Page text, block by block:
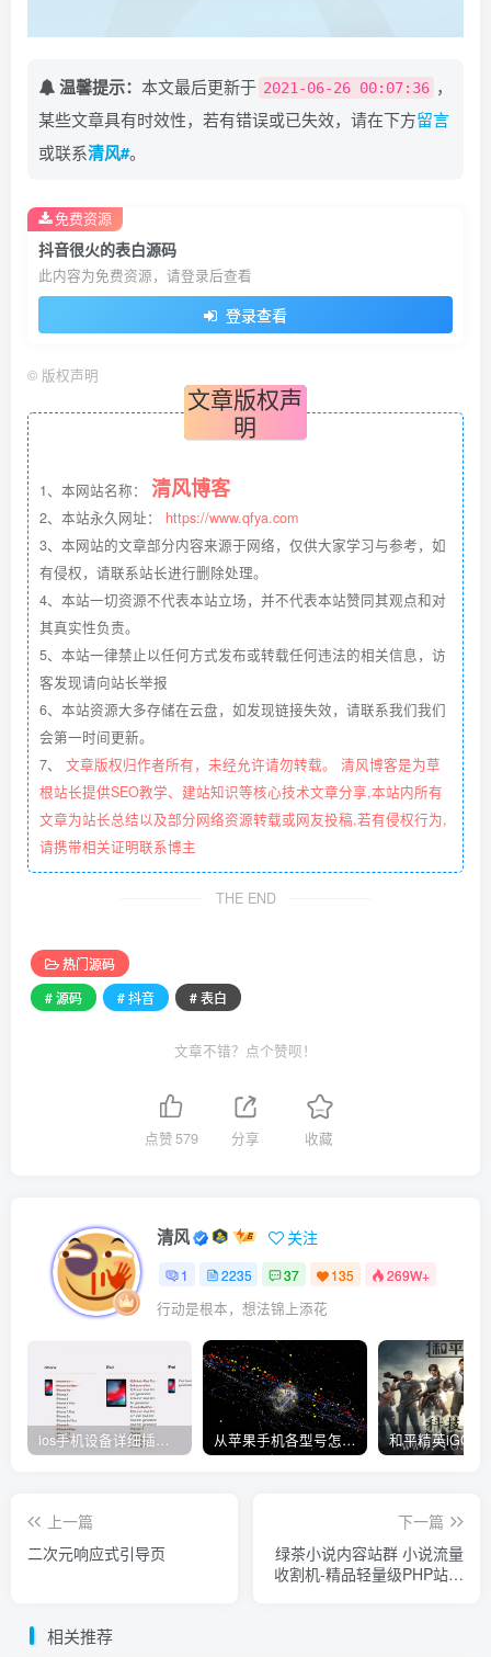
温馨提示： 本文最后更新于 2021-06-26 00:07:36 ，
某些文章具有时效性，若有错误或已失效，请在下方留言
或联系清风#。
抖音很火的表白源码
此内容为免费资源，请登录后查看
登录查看
免费资源
© 版权声明
文章版权声
明
1、本网站名称： 清风博客
2、本站永久网址： https://www.qfya.com
3、本网站的文章部分内容来源于网络，仅供大家学习与参考，如
有侵权，请联系站长进行删除处理。
4、本站一切资源不代表本站立场，并不代表本站赞同其观点和对
其真实性负责。
5、本站一律禁止以任何方式发布或转载任何违法的相关信息，访
客发现请向站长举报
6、本站资源大多存储在云盘，如发现链接失效，请联系我们我们
会第一时间更新。
7、 文章版权归作者所有，未经允许请勿转载。 清风博客是为草
根站长提供SEO教学、建站知识等核心技术文章分享,本站内所有
文章为站长总结以及部分网络资源转载或网友投稿,若有侵权行为,
请携带相关证明联系博主
THE END
热门源码
# 源码
# 抖音 # 表白
文章不错？点个赞呗！
点赞 579 分享 收藏
清风 关注
1 2235 37 135 269W+
行动是根本，想法锦上添花
ios手机设备详细插件平刷教程 从苹果手机各型号怎么越狱到怎么开科技完整教程
上一篇
二次元响应式引导页
下一篇
绿茶小说内容站群 小说流量
收割机-精品轻量级PHP站群
相关推荐